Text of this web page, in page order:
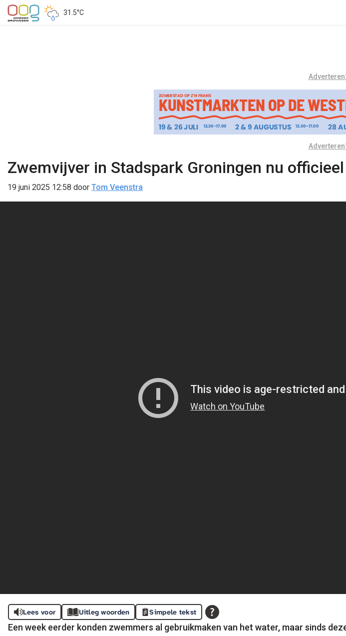
31.5°C
Zwemvijver in Stadspark Groningen nu officieel
19 juni 2025 12:58 door Tom Veenstra
Lees voor Uitleg woorden Simpele tekst
Een week eerder konden zwemmers al gebruikmaken van het water, maar sinds